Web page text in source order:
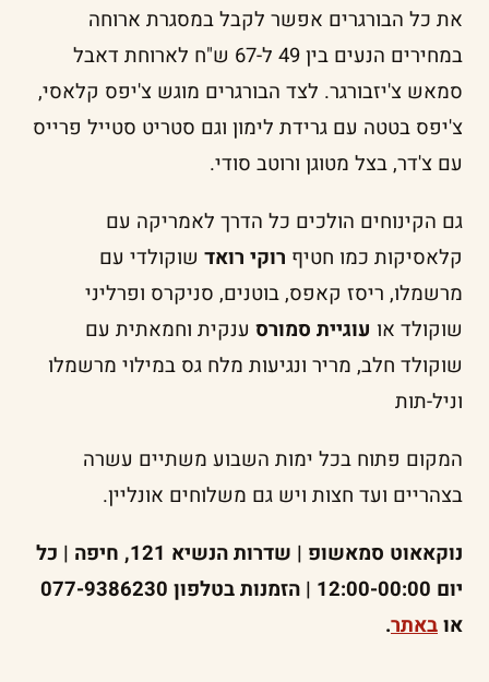
את כל הבורגרים אפשר לקבל במסגרת ארוחה
במחירים הנעים בין 49 ל-67 ש"ח לארוחת דאבל
סמאש צ'יזבורגר. לצד הבורגרים מוגש צ'יפס קלאסי,
צ'יפס בטטה עם גרידת לימון וגם סטריט סטייל פרייס
עם צ'דר, בצל מטוגן ורוטב סודי.
גם הקינוחים הולכים כל הדרך לאמריקה עם
קלאסיקות כמו חטיף רוקי רואד שוקולדי עם
מרשמלו, ריסז קאפס, בוטנים, סניקרס ופרליני
שוקולד או עוגיית סמורס ענקית וחמאתית עם
שוקולד חלב, מריר ונגיעות מלח גס במילוי מרשמלו
וניל-תות
המקום פתוח בכל ימות השבוע משתיים עשרה
בצהריים ועד חצות ויש גם משלוחים אונליין.
נוקאאוט סמאשופ | שדרות הנשיא 121, חיפה | כל
יום 12:00-00:00 | הזמנות בטלפון 077-9386230
אובאתר.